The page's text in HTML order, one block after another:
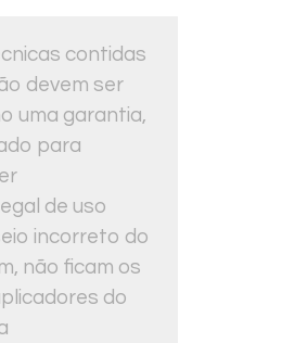
contidas
devem ser
uma garantia,
para
de uso
incorreto do
não ficam os
do